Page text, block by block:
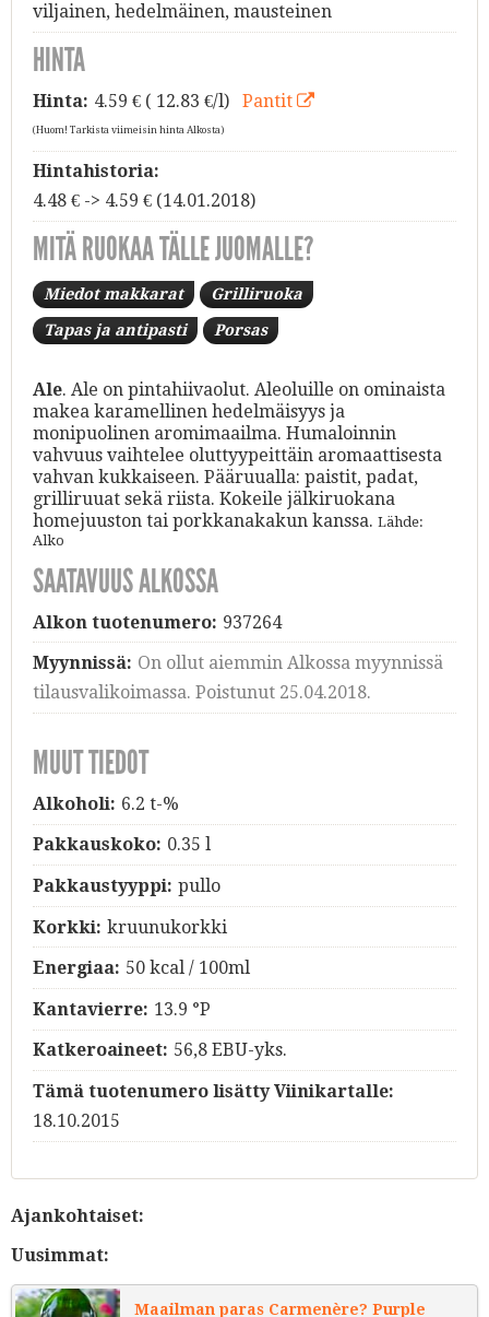
viljainen, hedelmäinen, mausteinen
HINTA
Hinta: 4.59 € ( 12.83 €/l) Pantit
(Huom! Tarkista viimeisin hinta Alkosta)
Hintahistoria:
4.48 € -> 4.59 € (14.01.2018)
MITÄ RUOKAA TÄLLE JUOMALLE?
Miedot makkarat Grilliruoka
Tapas ja antipasti Porsas
Ale. Ale on pintahiivaolut. Aleoluille on ominaista
makea karamellinen hedelmäisyys ja
monipuolinen aromimaailma. Humaloinnin
vahvuus vaihtelee oluttyypeittäin aromaattisesta
vahvan kukkaiseen. Pääruualla: paistit, padat,
grilliruuat sekä riista. Kokeile jälkiruokana
homejuuston tai porkkanakakun kanssa. Lähde:
Alko
SAATAVUUS ALKOSSA
Alkon tuotenumero: 937264
Myynnissä: On ollut aiemmin Alkossa myynnissä
tilausvalikoimassa. Poistunut 25.04.2018.
MUUT TIEDOT
Alkoholi: 6.2 t-%
Pakkauskoko: 0.35 l
Pakkaustyyppi: pullo
Korkki: kruunukorkki
Energiaa: 50 kcal / 100ml
Kantavierre: 13.9 °P
Katkeroaineet: 56,8 EBU-yks.
Tämä tuotenumero lisätty Viinikartalle:
18.10.2015
Ajankohtaiset:
Uusimmat:
Maailman paras Carmenère? Purple